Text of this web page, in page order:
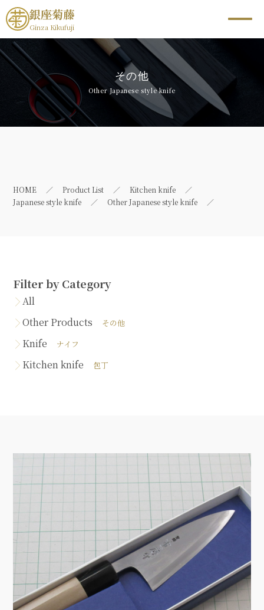
銀座菊藤
Ginza Kikufuji
その他
Other Japanese style knife
HOME Product List
Kitchen knife
Japanese style knife
Other Japanese style knife
Filter by Category
All
Other Products
その他
Knife ナイフ
Kitchen knife 包丁